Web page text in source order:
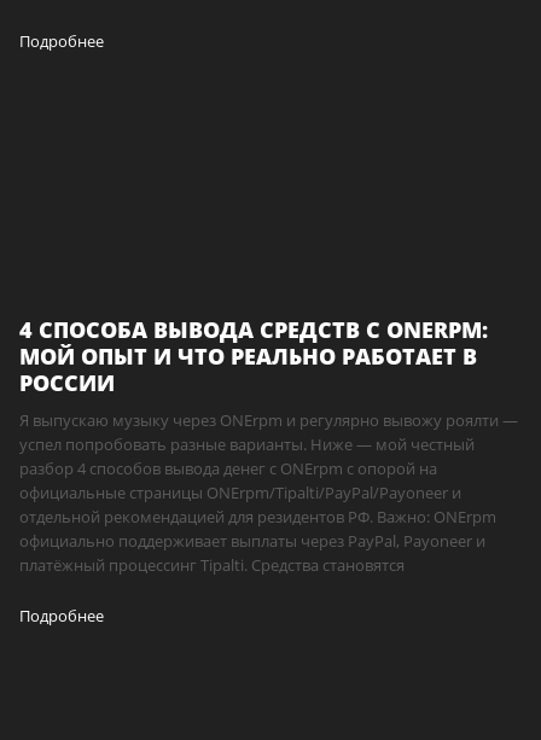
Подробнее
4 СПОСОБА ВЫВОДА СРЕДСТВ С ONERPM:
МОЙ ОПЫТ И ЧТО РЕАЛЬНО РАБОТАЕТ В
РОССИИ
Я выпускаю музыку через ONErpm и регулярно вывожу роялти —
успел попробовать разные варианты. Ниже — мой честный
разбор 4 способов вывода денег с ONErpm с опорой на
официальные страницы ONErpm/Tipalti/PayPal/Payoneer и
отдельной рекомендацией для резидентов РФ. Важно: ONErpm
официально поддерживает выплаты через PayPal, Payoneer и
платёжный процессинг Tipalti. Средства становятся
Подробнее